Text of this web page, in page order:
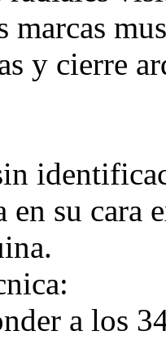
marcas
y cierre
en su
a los